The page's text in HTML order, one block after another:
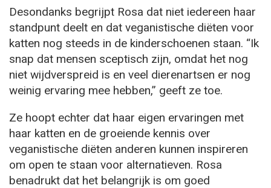
Desondanks begrijpt Rosa dat niet iedereen haar
standpunt deelt en dat veganistische diëten voor
katten nog steeds in de kinderschoenen staan. “Ik
snap dat mensen sceptisch zijn, omdat het nog
niet wijdverspreid is en veel dierenartsen er nog
weinig ervaring mee hebben,” geeft ze toe.
Ze hoopt echter dat haar eigen ervaringen met
haar katten en de groeiende kennis over
veganistische diëten anderen kunnen inspireren
om open te staan voor alternatieven. Rosa
benadrukt dat het belangrijk is om goed